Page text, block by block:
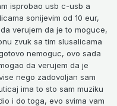
isprobao usb c-usb a
sonijevim od 10 eur,
verujem da je to moguce,
zvuk sa tim slusalicama
nemoguc, ovo sada
da verujem da je
nego zadovoljan sam
ima to sto sam muziku
i do toga, evo svima vam